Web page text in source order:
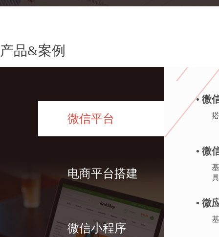
产品&案例
微信平台
电商平台搭建
微信小程序
• 微
• 微
• 微